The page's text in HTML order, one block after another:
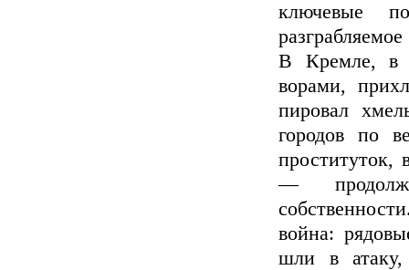
ключевые
В Кремле, в
ворами,
пировал
городов по
проституток,
—
война:
шли в